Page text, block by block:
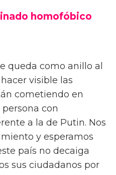
homofóbico
queda como anillo al
visible las
cometiendo en
con
a la de Putin. Nos
y esperamos
país no decaiga
sus ciudadanos por